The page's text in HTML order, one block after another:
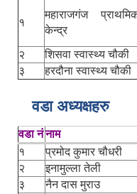
१
महाराजगंज
केन्द्र
२
शिसवा स्वास्थ्य चौकी
३
हरदौना स्वास्थ्य चौकी
वडा अध्यक्षहरु
वडा नंनाम
१
प्रमोद कुमार चौधरी
२
इनामुल्ला तेली
३
नैन दास मुराउ